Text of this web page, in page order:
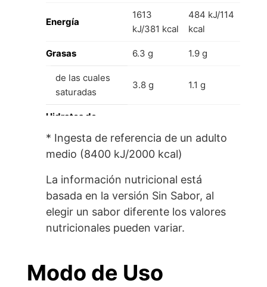
Energía
1613
kJ/381 kcal
484 kJ/114
kcal
Grasas 6.3 g 1.9 g
de las cuales
saturadas
3.8 g 1.1 g
Hidratos de
de los cuales
Proteínas 75 g 23 g
Sal 0.46 g 0.14 g
* Ingesta de referencia de un adulto
medio (8400 kJ/2000 kcal)
La información nutricional está
basada en la versión Sin Sabor, al
elegir un sabor diferente los valores
nutricionales pueden variar.
Modo de Uso